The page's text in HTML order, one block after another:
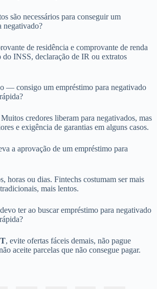
são necessários para conseguir um
negativado?
de residência e comprovante de renda
do INSS, declaração de IR ou extratos
— consigo um empréstimo para negativado
credores liberam para negativados, mas
e exigência de garantias em alguns casos.
a aprovação de um empréstimo para
horas ou dias. Fintechs costumam ser mais
mais lentos.
ter ao buscar empréstimo para negativado
, evite ofertas fáceis demais, não pague
aceite parcelas que não consegue pagar.